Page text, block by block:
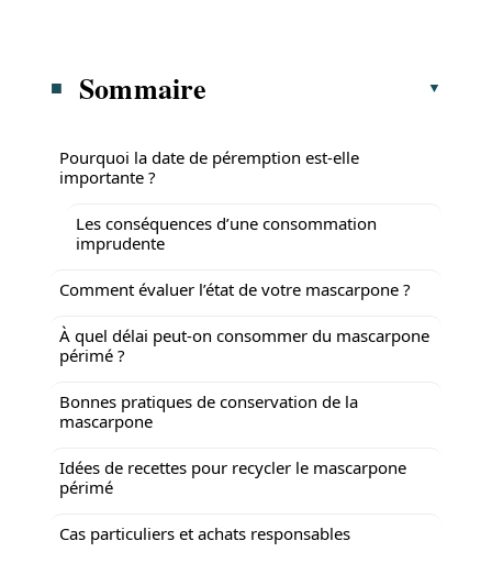
Sommaire
Pourquoi la date de péremption est-elle
importante ?
Les conséquences d’une consommation
imprudente
Comment évaluer l’état de votre mascarpone ?
À quel délai peut-on consommer du mascarpone
périmé ?
Bonnes pratiques de conservation de la
mascarpone
Idées de recettes pour recycler le mascarpone
périmé
Cas particuliers et achats responsables